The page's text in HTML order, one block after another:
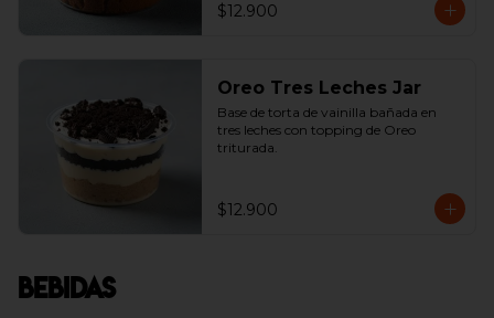
$12.900
Oreo Tres Leches Jar
Base de torta de vainilla bañada en
tres leches con topping de Oreo
triturada.
$12.900
Bebidas